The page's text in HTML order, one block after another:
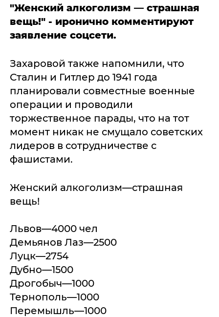
"Женский алкоголизм — страшная
вещь!" - иронично комментируют
заявление соцсети.
Захаровой также напомнили, что
Сталин и Гитлер до 1941 года
планировали совместные военные
операции и проводили
торжественное парады, что на тот
момент никак не смущало советских
лидеров в сотрудничестве с
фашистами.
Женский алкоголизм—страшная
вещь!
Львов—4000 чел
Демьянов Лаз—2500
Луцк—2754
Дубно—1500
Дрогобыч—1000
Тернополь—1000
Перемышль—1000